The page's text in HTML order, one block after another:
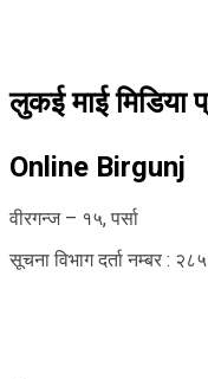
लुकई माई मिडिया
Online Birgunj
वीरगन्ज – १५, पर्सा
सूचना विभाग दर्ता नम्बर :